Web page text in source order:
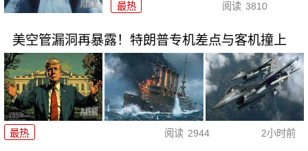
最热 阅读 3810
美空管漏洞再暴露！特朗普专机差点与客机撞上
最热 阅读 2944 2小时前